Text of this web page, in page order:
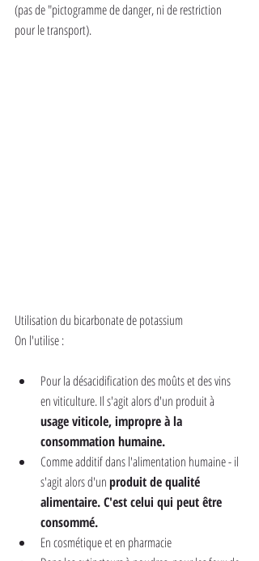
(pas de "pictogramme de danger, ni de restriction
pour le transport).
Utilisation du bicarbonate de potassium
On l'utilise :
Pour la désacidification des moûts et des vins
en viticulture. Il s'agit alors d'un produit à
usage viticole, impropre à la
consommation humaine.
Comme additif dans l'alimentation humaine - il
s'agit alors d'un produit de qualité
alimentaire. C'est celui qui peut être
consommé.
En cosmétique et en pharmacie